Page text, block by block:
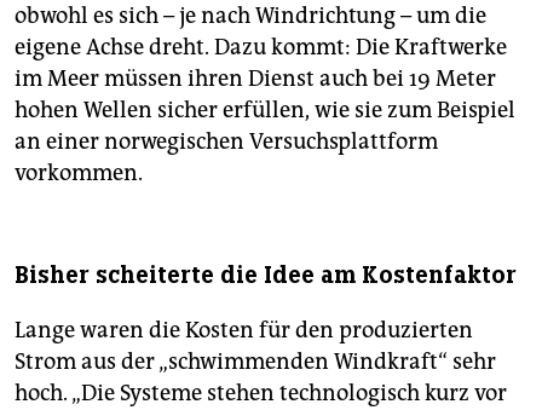
obwohl es sich – je nach Windrichtung – um die
eigene Achse dreht. Dazu kommt: Die Kraftwerke
im Meer müssen ihren Dienst auch bei 19 Meter
hohen Wellen sicher erfüllen, wie sie zum Beispiel
an einer norwegischen Versuchsplattform
vorkommen.
Bisher scheiterte die Idee am Kostenfaktor
Lange waren die Kosten für den produzierten
Strom aus der „schwimmenden Windkraft“ sehr
hoch. „Die Systeme stehen technologisch kurz vor